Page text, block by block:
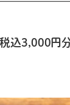
込3,000円分